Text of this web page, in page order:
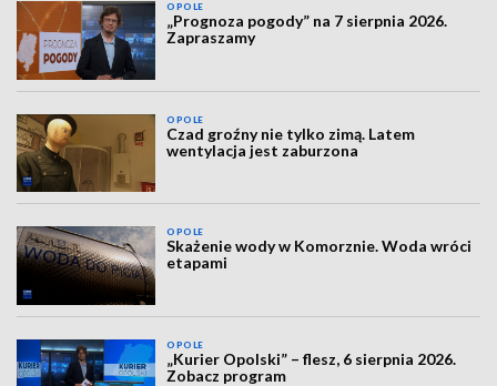
OPOLE
„Prognoza pogody” na 7 sierpnia 2026.
Zapraszamy
OPOLE
Czad groźny nie tylko zimą. Latem
wentylacja jest zaburzona
OPOLE
Skażenie wody w Komorznie. Woda wróci
etapami
OPOLE
„Kurier Opolski” – flesz, 6 sierpnia 2026.
Zobacz program